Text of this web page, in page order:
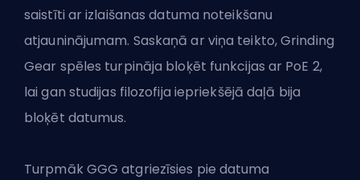
saistīti ar izlaišanas datuma noteikšanu
atjauninājumam. Saskaņā ar viņa teikto, Grinding
Gear spēles turpināja bloķēt funkcijas ar PoE 2,
lai gan studijas filozofija iepriekšējā daļā bija
bloķēt datumus.
Turpmāk GGG atgriezīsies pie datuma